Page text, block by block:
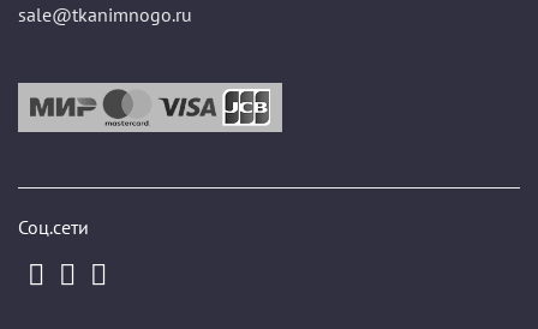
sale@tkanimnogo.ru
Соц.сети